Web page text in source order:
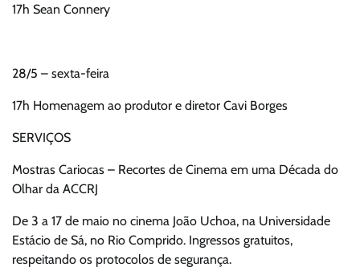
17h Sean Connery
28/5 – sexta-feira
17h Homenagem ao produtor e diretor Cavi Borges
SERVIÇOS
Mostras Cariocas – Recortes de Cinema em uma Década do
Olhar da ACCRJ
De 3 a 17 de maio no cinema João Uchoa, na Universidade
Estácio de Sá, no Rio Comprido. Ingressos gratuitos,
respeitando os protocolos de segurança.